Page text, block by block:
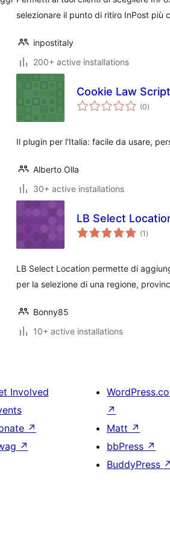
selezionare il punto di ritiro InPost più
inpostitaly
200+ active installations
Cookie Law
(0samtals
)
Il plugin per l'Italia: facile da usare,
Alberto Olla
30+ active installations
LB Select
(1 samtals
)
LB Select Location permette di
per la selezione di una regione,
Bonny85
10+ active installations
Involved
↗
↗
↗
Matt ↗
bbPress ↗
BuddyPress ↗